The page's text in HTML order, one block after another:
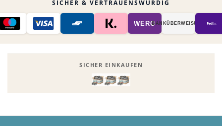
SICHER & VERTRAUENSWÜRDIG
WEROBANK­ÜBER­WEISUNG
SICHER EINKAUFEN